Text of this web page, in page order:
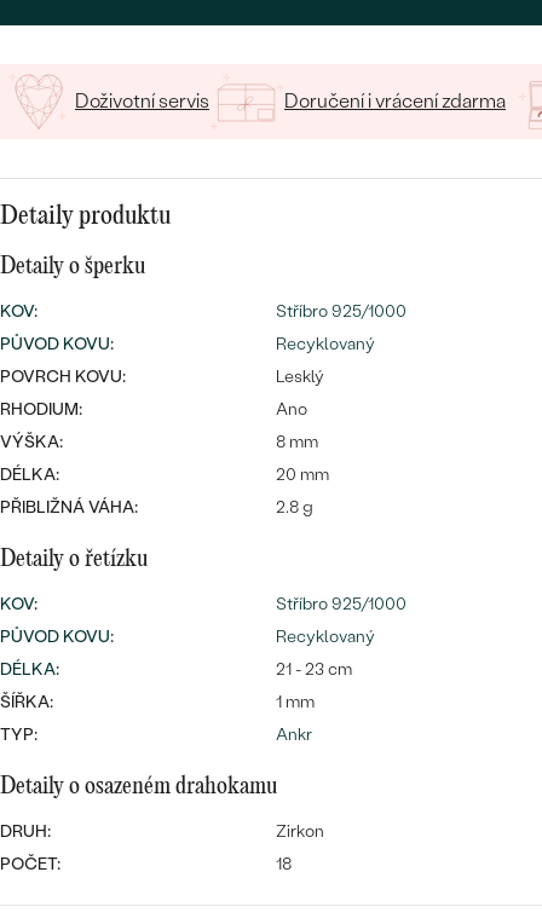
Nejprodávanější
DRAHOKAM
DLE MATERIÁLU
PLATINA
STŘÍBRO
Wave kolekce
S LAB-GROWN DIAMANTY
SYMBOLICKÉ
MINIMALISTICKÉ
PODLE PŘÍLEŽITOSTI
NA MÍRU
DIAMANTY
Nejprodávanější
náušnice
PROHLÉDNOUT
LUXUSNÍ
Personalizované
OBJEVIT
LUXUSNÍ
Nejprodávanější
prsteny
Doživotní servis Doručení i vrácení zdarma
Detaily produktu
Detaily o šperku
KOV:
Stříbro 925/1000
PŮVOD KOVU:
Recyklovaný
POVRCH KOVU:
Lesklý
RHODIUM:
Ano
VÝŠKA:
8 mm
DÉLKA:
20 mm
PŘIBLIŽNÁ VÁHA:
2.8 g
Detaily o řetízku
KOV:
Stříbro 925/1000
PŮVOD KOVU:
Recyklovaný
DÉLKA:
21 - 23 cm
ŠÍŘKA:
1 mm
TYP:
Ankr
Detaily o osazeném drahokamu
DRUH:
Zirkon
POČET:
18